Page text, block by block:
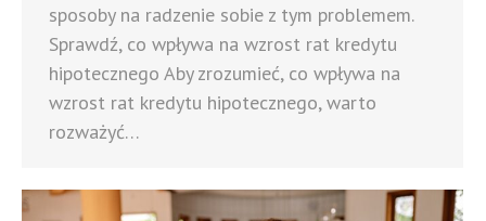
sposoby na radzenie sobie z tym problemem.
Sprawdź, co wpływa na wzrost rat kredytu
hipotecznego Aby zrozumieć, co wpływa na
wzrost rat kredytu hipotecznego, warto
rozważyć…